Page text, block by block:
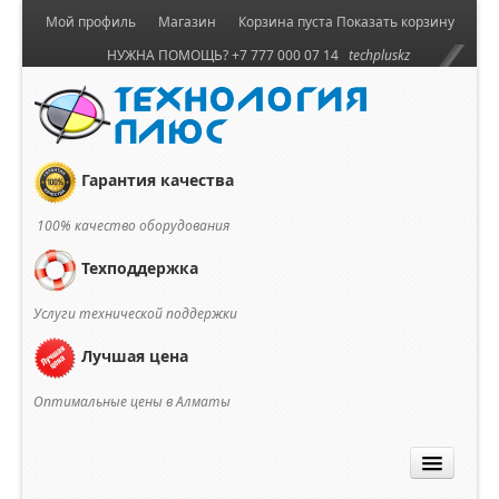
Корзина пуста Показать корзину
Мой профиль
Магазин
НУЖНА ПОМОЩЬ? +7 777 000 07 14 techpluskz
Гарантия качества
100% качество оборудования
Техподдержка
Услуги технической поддержки
Лучшая цена
Оптимальные цены в Алматы